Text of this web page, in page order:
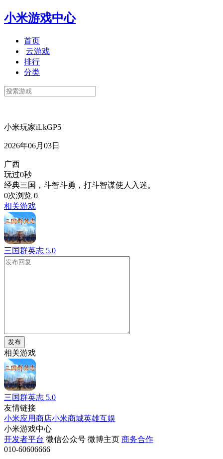
小米游戏中心
首页
云游戏
排行
分类
小米玩家iLkGP5
2026年06月03日
广西
玩过0秒
经典三国，斗智斗勇，打斗智谋使人入迷。
0次浏览 0
相关游戏
三国群英志 5.0
发布
相关游戏
三国群英志 5.0
友情链接
小米应用商店小米商城英雄互娱
小米游戏中心
开发者平台 微信公众号 微博主页 商务合作
010-60606666